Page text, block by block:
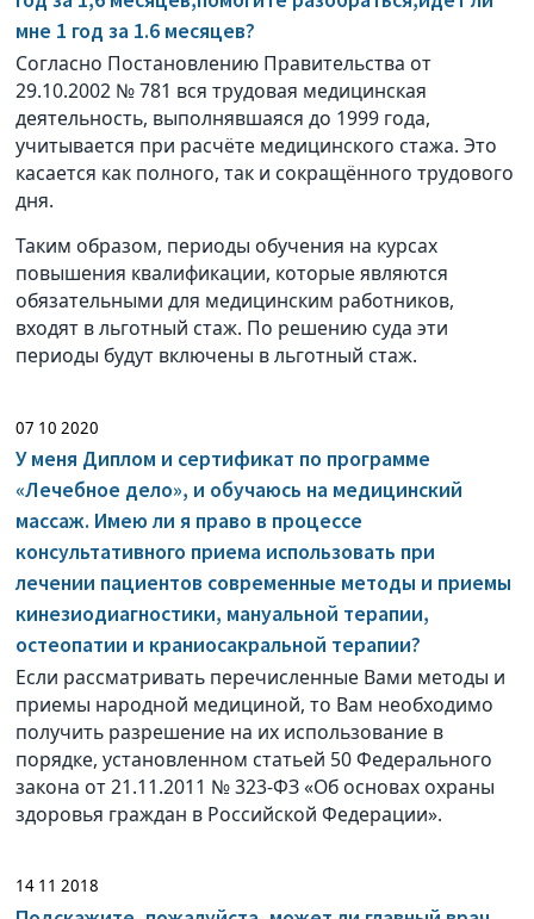
мне 1 год за 1.6 месяцев?
Согласно Постановлению Правительства от
29.10.2002 № 781 вся трудовая медицинская
деятельность, выполнявшаяся до 1999 года,
учитывается при расчёте медицинского стажа. Это
касается как полного, так и сокращённого трудового
дня.
Таким образом, периоды обучения на курсах
повышения квалификации, которые являются
обязательными для медицинским работников,
входят в льготный стаж. По решению суда эти
периоды будут включены в льготный стаж.
07 10 2020
У меня Диплом и сертификат по программе
«Лечебное дело», и обучаюсь на медицинский
массаж. Имею ли я право в процессе
консультативного приема использовать при
лечении пациентов современные методы и приемы
кинезиодиагностики, мануальной терапии,
остеопатии и краниосакральной терапии?
Если рассматривать перечисленные Вами методы и
приемы народной медициной, то Вам необходимо
получить разрешение на их использование в
порядке, установленном статьей 50 Федерального
закона от 21.11.2011 № 323-ФЗ «Об основах охраны
здоровья граждан в Российской Федерации».
14 11 2018